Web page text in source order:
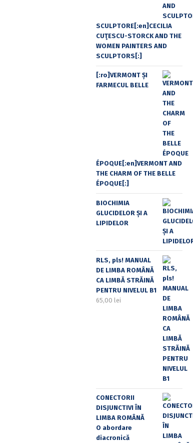
SCULPTORE[:en]CECILIA
CUŢESCU-STORCK AND THE
WOMEN PAINTERS AND
SCULPTORS[:]
[:ro]VERMONT ȘI
FARMECUL BELLE
ÉPOQUE[:en]VERMONT AND
THE CHARM OF THE BELLE
ÉPOQUE[:]
BIOCHIMIA
GLUCIDELOR ȘI A
LIPIDELOR
RLS, pls! MANUAL
DE LIMBA ROMÂNĂ
CA LIMBĂ STRĂINĂ
PENTRU NIVELUL B1
65,00 lei
CONECTORII
DISJUNCTIVI ÎN
LIMBA ROMÂNĂ
O abordare
diacronică